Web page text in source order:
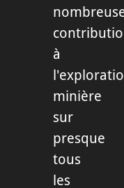
à
minière
sur
presque
tous
les